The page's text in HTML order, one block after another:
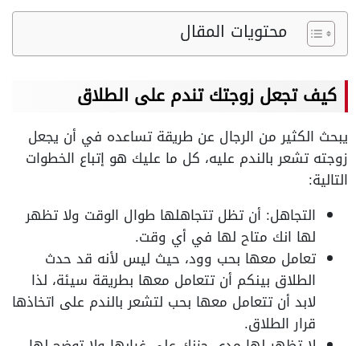
محتويات المقال
كيف تجعل زوجتك تندم على الطلاق
يبحث الكثير من الرجال عن طريقة تساعده في أن يجعل
زوجته تشعر بالندم عليه، كل ما عليك هو إتباع الخطوات
التالية:
التجاهل: أن تظل تتجاهلها طوال الوقت ولا تظهر
لها انك متاح لها في أي وقت.
تعامل معها بحب وود، حيث ليس لأنه قد حدث
الطلاق بينكم أن تتعامل معها بطريقة سيئة، لذا
لابد أن تتعامل معها بحب لتشعر بالندم على اتخاذها
قرار الطلاق.